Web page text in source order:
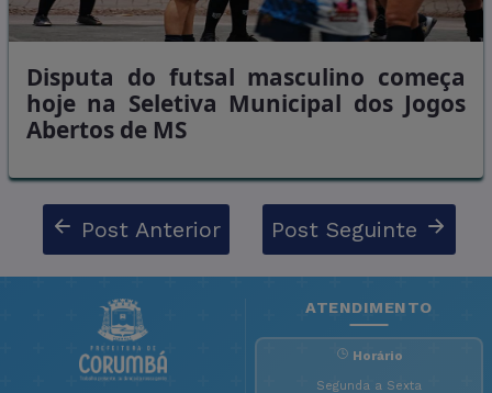
Disputa do futsal masculino começa
hoje na Seletiva Municipal dos Jogos
Abertos de MS
Post Anterior Post Seguinte
ATENDIMENTO
Horário
Segunda a Sexta